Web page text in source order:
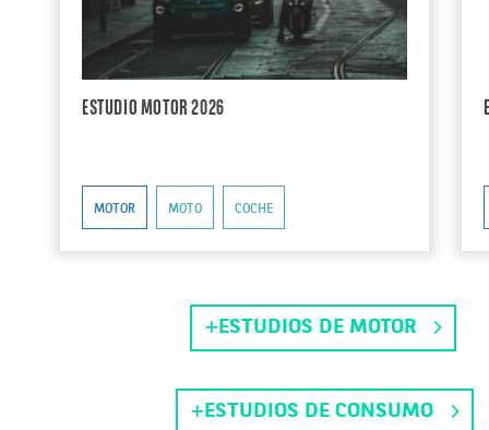
ESTUDIO MOTOR 2026
MOTOR MOTO COCHE
ESTUDIOS DE MOTOR
ESTUDIOS DE CONSUMO